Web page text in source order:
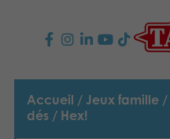
PRODUITS
Jeux enfants
NOUVEAUTÉS
Accueil / Jeux famille /
dés / Hex!